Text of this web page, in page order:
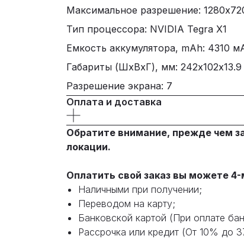
Максимальное разрешение:
Тип процессора: NVIDIA Tegra X1
Емкость аккумулятора, mAh: 4310
Габариты (ШxВxГ), мм:
Разрешение экрана: 7
Оплата и доставка
Обратите внимание, прежде чем
локации.
Оплатить свой заказ вы можете
Наличными при получении;
Переводом на карту;
Банковской картой (При оплате
Рассрочка или кредит (От 10% до